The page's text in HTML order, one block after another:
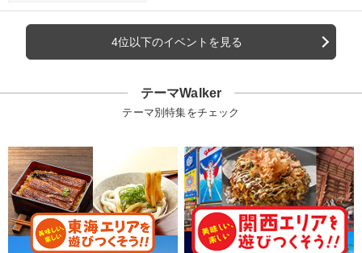
4位以下のイベントを見る
テーマWalker
テーマ別特集をチェック